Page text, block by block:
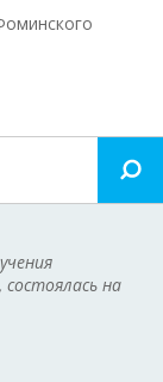
на